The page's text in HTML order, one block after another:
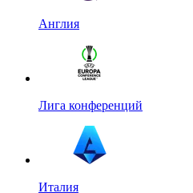
Англия
Лига конференций
Италия